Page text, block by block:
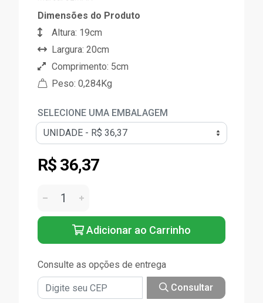
Dimensões do Produto
Altura: 19cm
Largura: 20cm
Comprimento: 5cm
Peso: 0,284Kg
SELECIONE UMA EMBALAGEM
R$ 36,37
Adicionar ao Carrinho
Consulte as opções de entrega
Consultar